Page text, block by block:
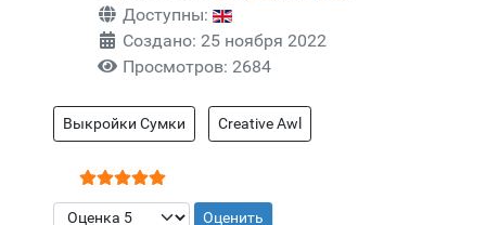
Доступны:
Создано: 25 ноября 2022
Просмотров: 2684
Выкройки Сумки Creative Awl
Рейтинг:5/5
Пожалуйста, оцените